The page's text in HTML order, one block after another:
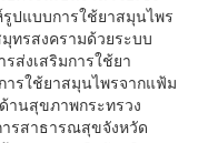
ปแบบการใช้ยาสมุนไพร
ทรสงครามด้วยระบบ
ส่งเสริมการใช้ยา
ารใช้ยาสมุนไพรจากแฟ้ม
านสุขภาพกระทรวง
รสาธารณสุขจังหวัด